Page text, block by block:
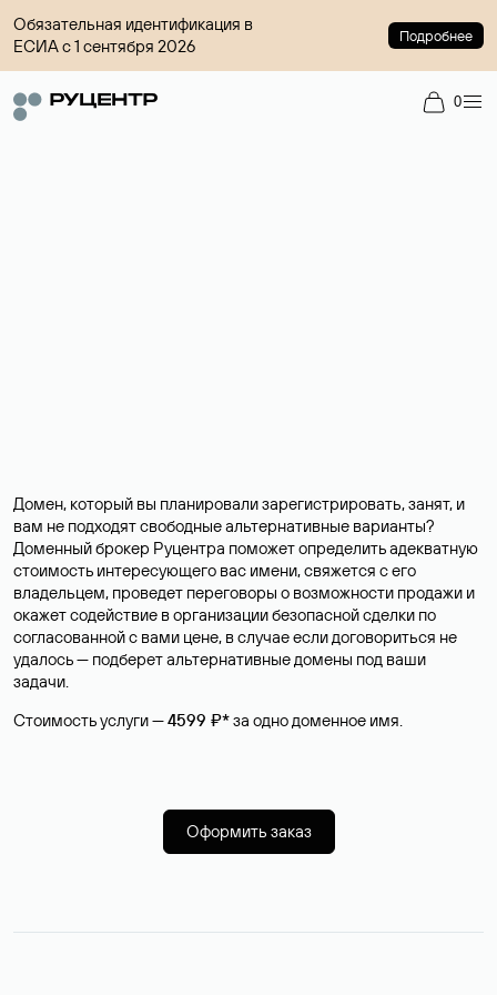
Обязательная идентификация в
ЕСИА с 1 сентября 2026
Подробнее
0
Домен, который вы планировали зарегистрировать, занят, и
вам не подходят свободные альтернативные варианты?
Доменный брокер Руцентра поможет определить адекватную
стоимость интересующего вас имени, свяжется с его
владельцем, проведет переговоры о возможности продажи и
окажет содействие в организации безопасной сделки по
согласованной с вами цене, в случае если договориться не
удалось — подберет альтернативные домены под ваши
задачи.
Стоимость услуги —4599 ₽*за одно доменное имя.
Оформить заказ